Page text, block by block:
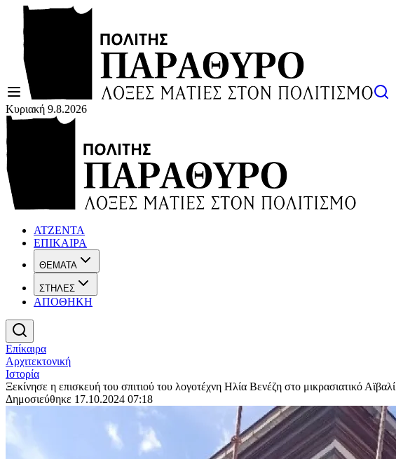
Κυριακή 9.8.2026
ΑΤΖΕΝΤΑ
ΕΠΙΚΑΙΡΑ
ΘΕΜΑΤΑ
ΣΤΗΛΕΣ
ΑΠΟΘΗΚΗ
Επίκαιρα
Αρχιτεκτονική
Ιστορία
Ξεκίνησε η επισκευή του σπιτιού του λογοτέχνη Ηλία Βενέζη στο μικρασιατικό Αϊβαλί
Δημοσιεύθηκε 17.10.2024 07:18